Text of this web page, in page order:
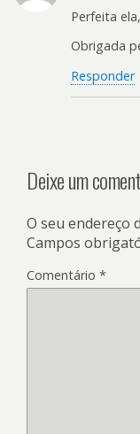
Perfeita
Obrigada
Responder
Deixe um
O seu endereço
Campos
Comentário *